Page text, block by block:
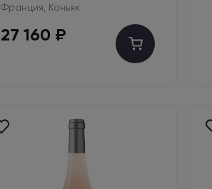
Франция, Коньяк
27 160 ₽